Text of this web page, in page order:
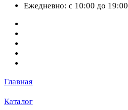
Ежедневно: с 10:00 до 19:00
Главная
Каталог